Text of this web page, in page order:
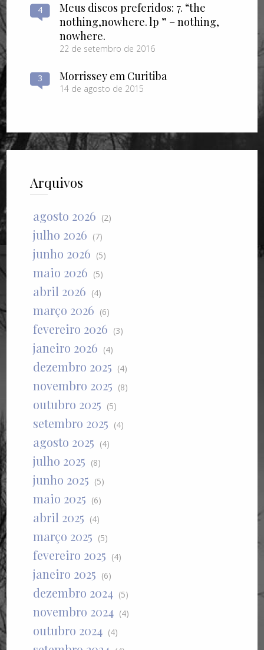
4
Meus discos preferidos: 7. “the
nothing​,​nowhere. lp ” – nothing​,​
nowhere.
22 de setembro de 2016
3 Morrissey em Curitiba
14 de agosto de 2015
Arquivos
agosto 2026 (2)
julho 2026 (7)
junho 2026 (5)
maio 2026 (5)
abril 2026 (4)
março 2026 (6)
fevereiro 2026 (3)
janeiro 2026 (4)
dezembro 2025 (4)
novembro 2025 (8)
outubro 2025 (5)
setembro 2025 (4)
agosto 2025 (4)
julho 2025 (8)
junho 2025 (5)
maio 2025 (6)
abril 2025 (4)
março 2025 (5)
fevereiro 2025 (4)
janeiro 2025 (6)
dezembro 2024 (5)
novembro 2024 (4)
outubro 2024 (4)